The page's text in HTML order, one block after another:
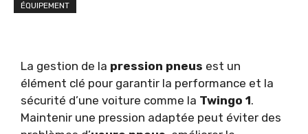
ÉQUIPEMENT
La gestion de la pression pneus est un
élément clé pour garantir la performance et la
sécurité d’une voiture comme la Twingo 1.
Maintenir une pression adaptée peut éviter des